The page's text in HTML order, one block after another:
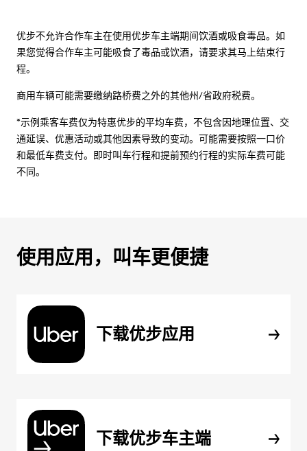
优步不允许合作车主在使用优步车主端期间饮酒或吸食毒品。如
果您觉得合作车主可能吸食了毒品或饮酒，请要求其马上结束行
程。
商用车辆可能需要缴纳路桥费之外的其他州/省政府税费。
*示例乘客车费仅为特惠优步的平均车费，不包含因地理位置、交
通延误、优惠活动或其他因素导致的变动。可能需要按照一口价
和最低车费支付。即时叫车行程和提前预约行程的实际车费可能
不同。
使用应用，叫车更便捷
下载优步应用
下载优步车主端